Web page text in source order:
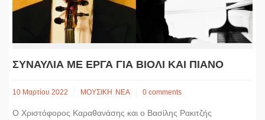
ΣΥΝΑΥΛΙΑ ΜΕ ΕΡΓΑ ΓΙΑ ΒΙΟΛΙ ΚΑΙ ΠΙΑΝΟ
10 Μαρτίου 2022 ΜΟΥΣΙΚΗ ΝΕΑ 0 comments
Ο Χριστόφορος Καραθανάσης και ο Βασίλης Ρακιτζής